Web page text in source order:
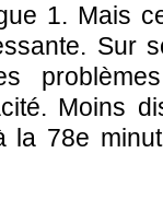
1. Mais
Sur
Moins
la 78e